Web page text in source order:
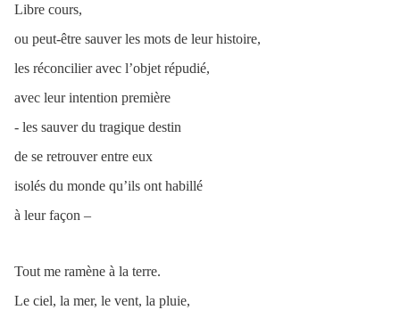
Libre cours,
ou peut-être sauver les mots de leur histoire,
les réconcilier avec l’objet répudié,
avec leur intention première
- les sauver du tragique destin
de se retrouver entre eux
isolés du monde qu’ils ont habillé
à leur façon –
Tout me ramène à la terre.
Le ciel, la mer, le vent, la pluie,